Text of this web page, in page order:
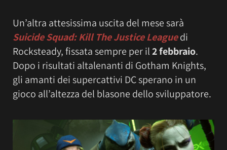
Un’altra attesissima uscita del mese sarà
Suicide Squad: Kill The Justice Leaguedi
Rocksteady, fissata sempre per il2 febbraio.
Dopo i risultati altalenanti di Gotham Knights,
gli amanti dei supercattivi DC sperano in un
gioco all’altezza del blasone dello sviluppatore.